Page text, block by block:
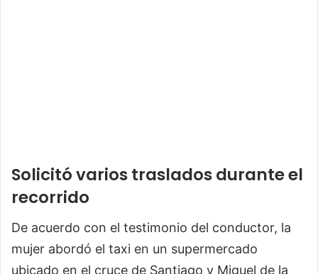
Solicitó varios traslados durante el
recorrido
De acuerdo con el testimonio del conductor, la
mujer abordó el taxi en un supermercado
ubicado en el cruce de Santiago y Miguel de la